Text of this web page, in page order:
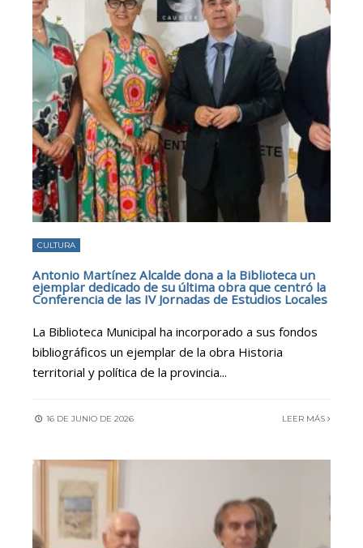
CULTURA
Antonio Martínez Alcalde dona a la Biblioteca un
ejemplar dedicado de su última obra que centró la
Conferencia de las IV Jornadas de Estudios Locales
La Biblioteca Municipal ha incorporado a sus fondos
bibliográficos un ejemplar de la obra Historia
territorial y política de la provincia...
16 DE JUNIO DE 2026 LEER MÁS